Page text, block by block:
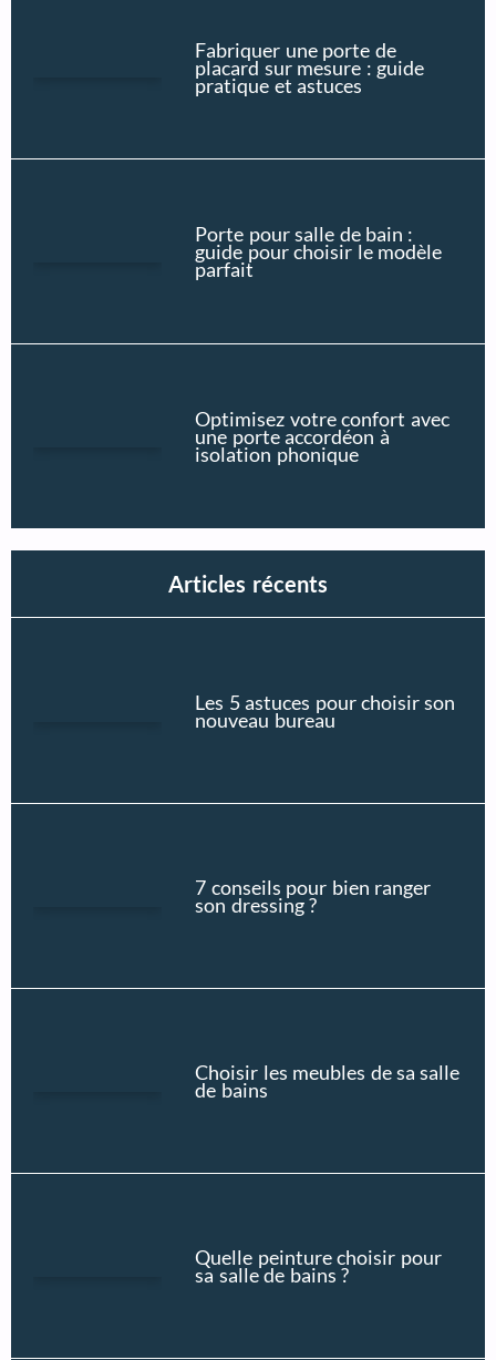
Fabriquer une porte de
placard sur mesure : guide
pratique et astuces
Porte pour salle de bain :
guide pour choisir le modèle
parfait
Optimisez votre confort avec
une porte accordéon à
isolation phonique
Articles récents
Les 5 astuces pour choisir son
nouveau bureau
7 conseils pour bien ranger
son dressing ?
Choisir les meubles de sa salle
de bains
Quelle peinture choisir pour
sa salle de bains ?